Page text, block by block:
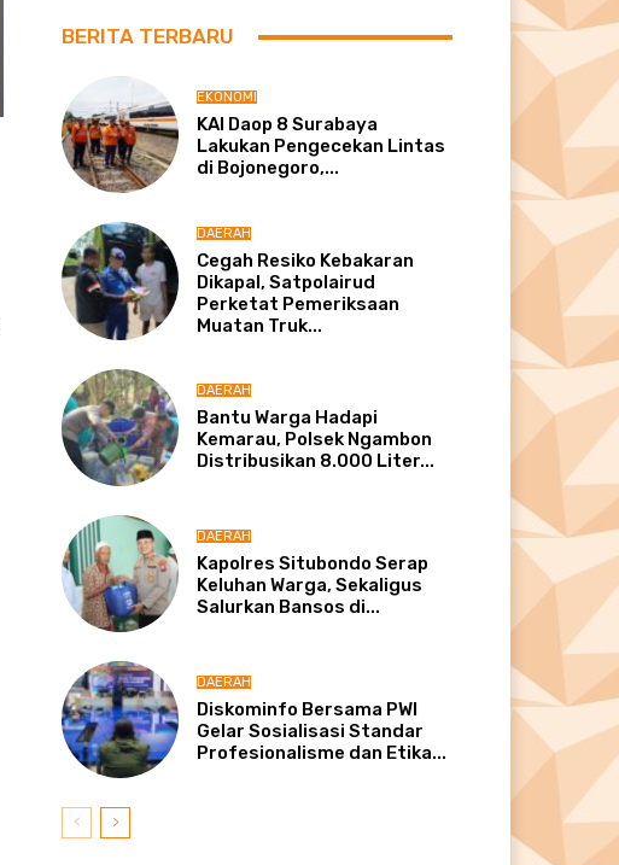
BERITA TERBARU
EKONOMI
KAI Daop 8 Surabaya
Lakukan Pengecekan Lintas
di Bojonegoro,...
DAERAH
Cegah Resiko Kebakaran
Dikapal, Satpolairud
Perketat Pemeriksaan
Muatan Truk...
DAERAH
Bantu Warga Hadapi
Kemarau, Polsek Ngambon
Distribusikan 8.000 Liter...
DAERAH
Kapolres Situbondo Serap
Keluhan Warga, Sekaligus
Salurkan Bansos di...
DAERAH
Diskominfo Bersama PWI
Gelar Sosialisasi Standar
Profesionalisme dan Etika...